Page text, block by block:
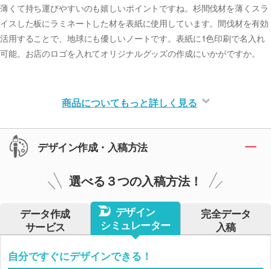
薄くて持ち運びやすいのも嬉しいポイントですね。杉間伐材を薄くスラ
イスした板にラミネートした材を表紙に使用しています。間伐材を有効
活用することで、地球にも優しいノートです。表紙に1色印刷で名入れ
可能。お店のロゴを入れてオリジナルグッズの作成にいかがですか。
商品についてもっと詳しく見る
デザイン作成・入稿方法
選べる３つの入稿方法！
データ作成
サービス
デザイン
シミュレーター
完全データ
入稿
自分ですぐにデザインできる！